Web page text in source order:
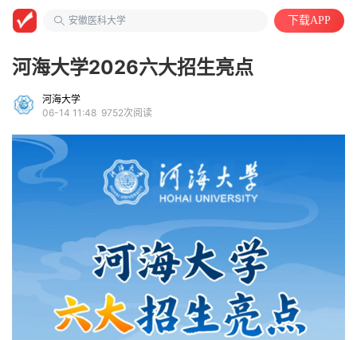
安徽医科大学
下载APP
河海大学2026六大招生亮点
河海大学
06-14 11:48 9752次阅读